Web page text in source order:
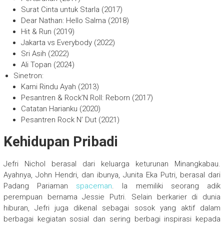
Surat Cinta untuk Starla (2017)
Dear Nathan: Hello Salma (2018)
Hit & Run (2019)
Jakarta vs Everybody (2022)
Sri Asih (2022)
Ali Topan (2024)
Sinetron:
Kami Rindu Ayah (2013)
Pesantren & Rock’N Roll: Reborn (2017)
Catatan Harianku (2020)
Pesantren Rock N’ Dut (2021)
Kehidupan Pribadi
Jefri Nichol berasal dari keluarga keturunan Minangkabau.
Ayahnya, John Hendri, dan ibunya, Junita Eka Putri, berasal dari
Padang Pariaman spaceman. Ia memiliki seorang adik
perempuan bernama Jessie Putri. Selain berkarier di dunia
hiburan, Jefri juga dikenal sebagai sosok yang aktif dalam
berbagai kegiatan sosial dan sering berbagi inspirasi kepada